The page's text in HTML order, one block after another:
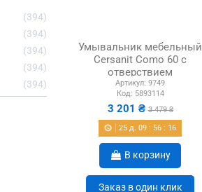
Умывальник мебельный
Cersanit Como 60 с
отверствием
Артикул: 9749
Код: 5893114
3 201 ₴3 479 ₴
25 д. 09 : 56 : 15
В корзину
Заказ в один клик
394
394
394
394
394